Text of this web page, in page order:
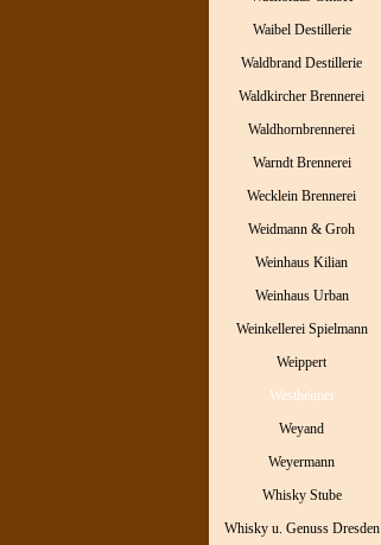
Waibel Destillerie
Waldbrand Destillerie
Waldkircher Brennerei
Waldhornbrennerei
Warndt Brennerei
Wecklein Brennerei
Weidmann & Groh
Weinhaus Kilian
Weinhaus Urban
Weinkellerei Spielmann
Weippert
Westheimer
Weyand
Weyermann
Whisky Stube
Whisky u. Genuss Dresden